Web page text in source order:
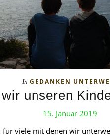
In GEDANKEN
unseren
15. Januar 2019
für viele mit denen wir